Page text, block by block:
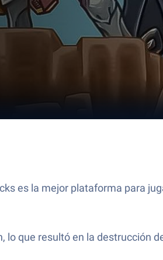
es la mejor plataforma para
que resultó en la destrucción